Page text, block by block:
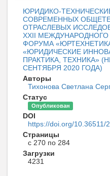
ЮРИДИКО-
СОВРЕМЕННЫХ
ОТРАСЛЕВЫХ
XXII
ФОРУМА
«ЮРИДИЧЕСКИЕ
ПРАКТИКА, ТЕХНИКА»
СЕНТЯБРЯ 2020 ГОДА)
Авторы
Тихонова Светлана
Статус
Опубликован
DOI
https://doi.org/10.36511/
Страницы
с 270 по 284
Загрузки
4231